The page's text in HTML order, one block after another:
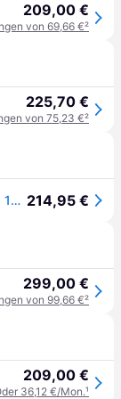
209,00 €
von 69,66 €²
225,70 €
von 75,23 €²
SM-X130NZAEEUB - Tablet, Galaxy Tab A11, 128 GB, Wi-Fi, grau 214,95 €
299,00 €
von 99,66 €²
209,00 €
36,12 €/Mon.¹